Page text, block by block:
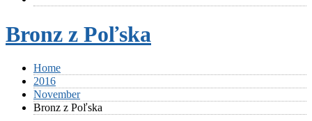
Bronz z Poľska
Home
2016
November
Bronz z Poľska